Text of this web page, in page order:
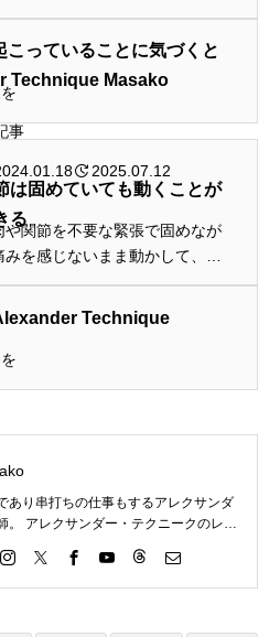
に起こっていることに気がつい
分で自分の身体を良い方向へ持
いけるようになるためのレッス
もいえます
こっていることに気づくと
Technique Masako
事
2025.07.12
は固めていても動くことが
る
や関節を不要な緊張で固めなが
みを感じないまま動かして、力
いているつもりでいたりするこ
起こります
Technique
あり串打ちの仕事もするアレクサンダ
。 アレクサンダー・テクニークのレッ
えていきます。 アレクサンダー・テク
の理解につながるものはなんでもチャ